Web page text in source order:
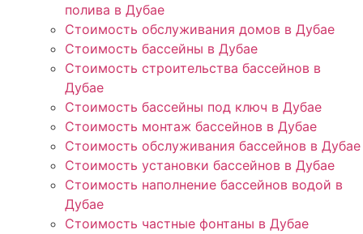
полива в Дубае
Стоимость обслуживания домов в Дубае
Стоимость бассейны в Дубае
Стоимость строительства бассейнов в
Дубае
Стоимость бассейны под ключ в Дубае
Стоимость монтаж бассейнов в Дубае
Стоимость обслуживания бассейнов в Дубае
Стоимость установки бассейнов в Дубае
Стоимость наполнение бассейнов водой в
Дубае
Стоимость частные фонтаны в Дубае